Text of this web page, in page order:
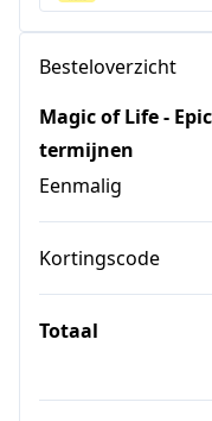
Besteloverzicht
Magic of Life -
termijnen
Eenmalig
Kortingscode
Totaal